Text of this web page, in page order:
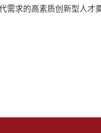
求的高素质创新型人才